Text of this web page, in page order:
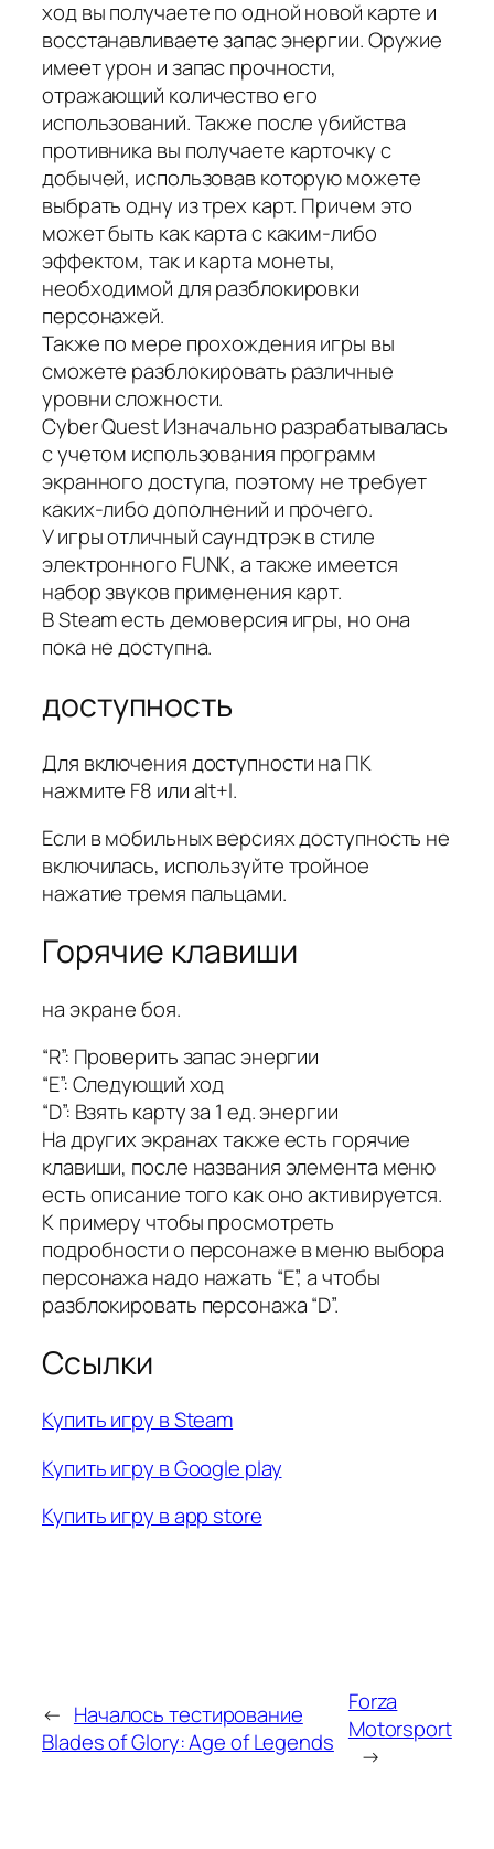
ход вы получаете по одной новой карте и
восстанавливаете запас энергии. Оружие
имеет урон и запас прочности,
отражающий количество его
использований. Также после убийства
противника вы получаете карточку с
добычей, использовав которую можете
выбрать одну из трех карт. Причем это
может быть как карта с каким-либо
эффектом, так и карта монеты,
необходимой для разблокировки
персонажей.
Также по мере прохождения игры вы
сможете разблокировать различные
уровни сложности.
Cyber Quest Изначально разрабатывалась
с учетом использования программ
экранного доступа, поэтому не требует
каких-либо дополнений и прочего.
У игры отличный саундтрэк в стиле
электронного FUNK, а также имеется
набор звуков применения карт.
В Steam есть демоверсия игры, но она
пока не доступна.
доступность
Для включения доступности на ПК
нажмите F8 или alt+l.
Если в мобильных версиях доступность не
включилась, используйте тройное
нажатие тремя пальцами.
Горячие клавиши
на экране боя.
“R”: Проверить запас энергии
“E”: Следующий ход
“D”: Взять карту за 1 ед. энергии
На других экранах также есть горячие
клавиши, после названия элемента меню
есть описание того как оно активируется.
К примеру чтобы просмотреть
подробности о персонаже в меню выбора
персонажа надо нажать “E”, а чтобы
разблокировать персонажа “D”.
Ссылки
Купить игру в Steam
Купить игру в Google play
Купить игру в app store
← Началось тестирование
Blades of Glory: Age of Legends
Forza
Motorsport
→